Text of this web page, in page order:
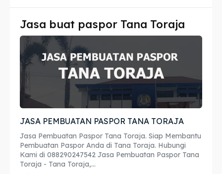
Imta
Legalisir
Apostille
Penerjemah
Asuransi
Blog
Imta
Legalisir
Apostille
Penerjemah
Asuransi
Blog
Jasa buat paspor Tana Toraja
JASA PEMBUATAN PASPOR TANA TORAJA
Jasa Pembuatan Paspor Tana Toraja. Siap Membantu
Pembuatan Paspor Anda di Tana Toraja. Hubungi
Kami di 088290247542 Jasa Pembuatan Paspor Tana
Toraja - Tana Toraja,...